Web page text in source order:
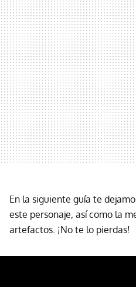
En la siguiente guía te
este personaje, así como la
artefactos. ¡No te lo pierdas!